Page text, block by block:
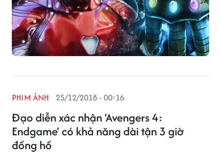
Đạo diễn xác nhận 'Avengers 4:
Endgame' có khả năng dài tận 3 giờ
đồng hồ
PHIM ẢNH 25/12/2018 - 00:16